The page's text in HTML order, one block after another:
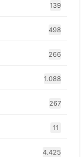
139
498
266
1.088
267
11
4.425